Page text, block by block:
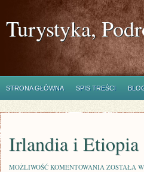
Turystyka,
STRONA GŁÓWNA SPIS TREŚCI
Irlandia i Etiopia
MOŻLIWOŚĆ KOMENTOWANIA IRLANDIA
ZOSTAŁA